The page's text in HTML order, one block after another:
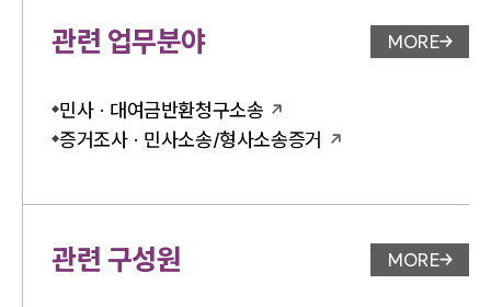
관련 업무분야 업무분야
MORE
민사 · 대여금반환청구소송
증거조사 · 민사소송/형사소송증거
관련 구성원 변호사 페
MORE